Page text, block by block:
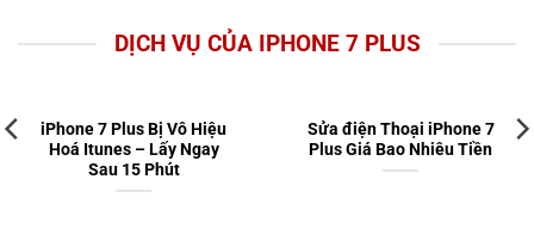
DỊCH VỤ CỦA IPHONE 7 PLUS
iPhone 7 Plus Bị Vô Hiệu
Hoá Itunes – Lấy Ngay
Sau 15 Phút
Sửa điện Thoại iPhone 7
Plus Giá Bao Nhiêu Tiền